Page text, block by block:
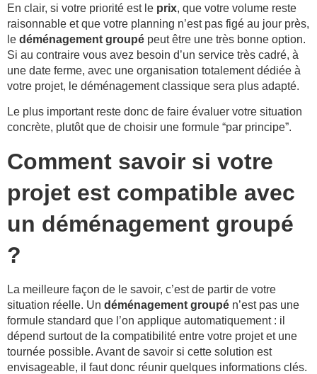
En clair, si votre priorité est le prix, que votre volume reste
raisonnable et que votre planning n’est pas figé au jour près,
le déménagement groupé peut être une très bonne option.
Si au contraire vous avez besoin d’un service très cadré, à
une date ferme, avec une organisation totalement dédiée à
votre projet, le déménagement classique sera plus adapté.
Le plus important reste donc de faire évaluer votre situation
concrète, plutôt que de choisir une formule “par principe”.
Comment savoir si votre
projet est compatible avec
un déménagement groupé
?
La meilleure façon de le savoir, c’est de partir de votre
situation réelle. Un déménagement groupé n’est pas une
formule standard que l’on applique automatiquement : il
dépend surtout de la compatibilité entre votre projet et une
tournée possible. Avant de savoir si cette solution est
envisageable, il faut donc réunir quelques informations clés.